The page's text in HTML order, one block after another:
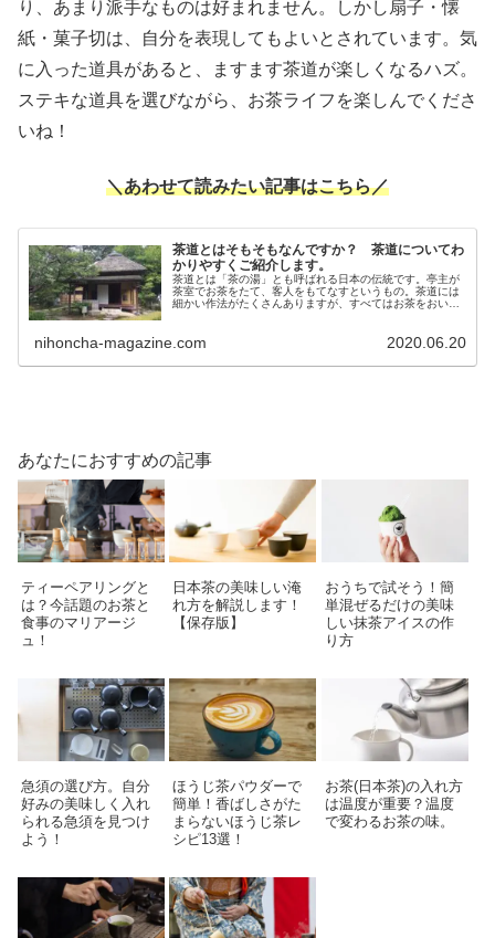
り、あまり派手なものは好まれません。しかし扇子・懐
紙・菓子切は、自分を表現してもよいとされています。気
に入った道具があると、ますます茶道が楽しくなるハズ。
ステキな道具を選びながら、お茶ライフを楽しんでくださ
いね！
＼あわせて読みたい記事はこちら／
茶道とはそもそもなんですか？ 茶道についてわ
かりやすくご紹介します。
茶道とは「茶の湯」とも呼ばれる日本の伝統です。亭主が
茶室でお茶をたて、客人をもてなすというもの。茶道には
細かい作法がたくさんありますが、すべてはお茶をおいし
nihoncha-magazine.com 2020.06.20
あなたにおすすめの記事
ティーペアリングと
は？今話題のお茶と
食事のマリアージ
ュ！
日本茶の美味しい淹
れ方を解説します！
【保存版】
おうちで試そう！簡
単混ぜるだけの美味
しい抹茶アイスの作
り方
急須の選び方。自分
好みの美味しく入れ
られる急須を見つけ
よう！
ほうじ茶パウダーで
簡単！香ばしさがた
まらないほうじ茶レ
シピ13選！
お茶(日本茶)の入れ方
は温度が重要？温度
で変わるお茶の味。